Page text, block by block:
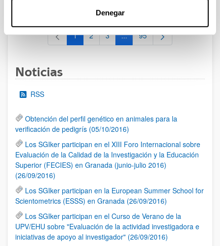
Denegar
Página
1 Página
2 Página
3 ...Páginas intermedias Use TAB
Página
95
Noticias
RSS
Obtención del perfil genético en animales para la
verificación de pedigrís (05/10/2016)
Los SGIker participan en el XIII Foro Internacional sobre
Evaluación de la Calidad de la Investigación y la Educación
Superior (FECIES) en Granada (junio-julio 2016)
(26/09/2016)
Los SGIker participan en la European Summer School for
Scientometrics (ESSS) en Granada (26/09/2016)
Los SGIker participan en el Curso de Verano de la
UPV/EHU sobre "Evaluación de la actividad investigadora e
iniciativas de apoyo al investigador" (26/09/2016)